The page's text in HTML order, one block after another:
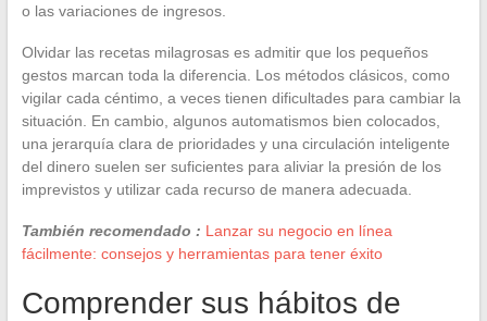
o las variaciones de ingresos.
Olvidar las recetas milagrosas es admitir que los pequeños
gestos marcan toda la diferencia. Los métodos clásicos, como
vigilar cada céntimo, a veces tienen dificultades para cambiar la
situación. En cambio, algunos automatismos bien colocados,
una jerarquía clara de prioridades y una circulación inteligente
del dinero suelen ser suficientes para aliviar la presión de los
imprevistos y utilizar cada recurso de manera adecuada.
También recomendado : Lanzar su negocio en línea
fácilmente: consejos y herramientas para tener éxito
Comprender sus hábitos de